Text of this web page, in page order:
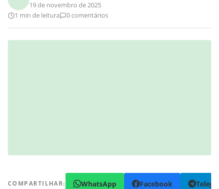
19 de novembro de 2025
1 min de leitura
0 comentários
COMPARTILHAR: WhatsApp Facebook